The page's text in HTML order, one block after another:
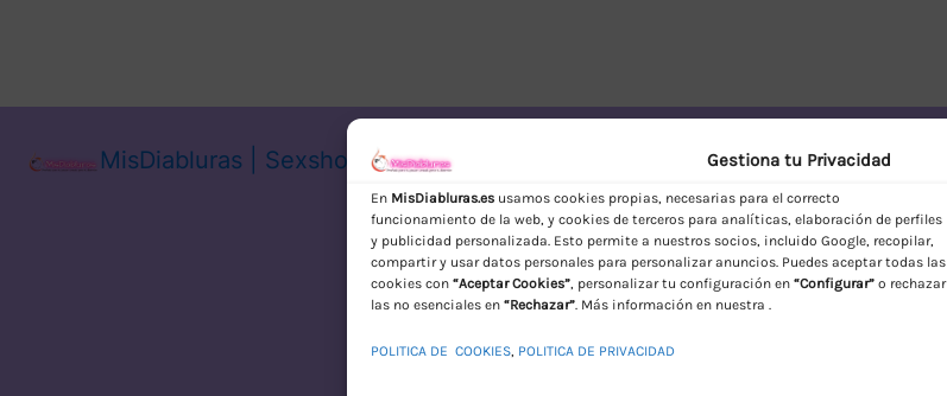
Gestiona tu Privacidad
En MisDiabluras.es usamos cookies propias, necesarias para el correcto
funcionamiento de la web, y cookies de terceros para analíticas, elaboración de perfiles
y publicidad personalizada. Esto permite a nuestros socios, incluido Google, recopilar,
compartir y usar datos personales para personalizar anuncios. Puedes aceptar todas las
cookies con “Aceptar Cookies”, personalizar tu configuración en “Configurar” o rechazar
las no esenciales en “Rechazar”. Más información en nuestra .
POLITICA DE COOKIES, POLITICA DE PRIVACIDAD
MisDiabluras | Sexshop Online con Envío Discreto en España